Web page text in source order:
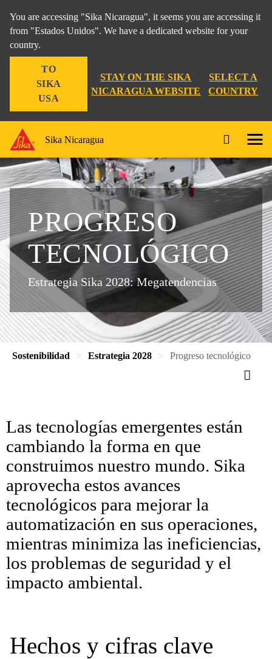
You are accessing "Sika Nicaragua", it seems you are accessing it
from "Estados Unidos". We have a dedicated website for your
country.
TO
SIKA
USA
STAY ON THE SIKA
NICARAGUA WEBSITE
SELECT A
COUNTRY
Sika Nicaragua
PROGRESO
TECNOLÓGICO
Estrategia Sika 2028: Megatendencias
Sostenibilidad Estrategia 2028 Progreso tecnológico
Las tecnologías emergentes están
cambiando la forma en que
construimos nuestro mundo. Sika
aprovecha estos avances
tecnológicos para mejorar la
automatización en sus operaciones,
mientras minimiza las ineficiencias,
los problemas de seguridad y el
impacto ambiental.
Hechos y cifras clave